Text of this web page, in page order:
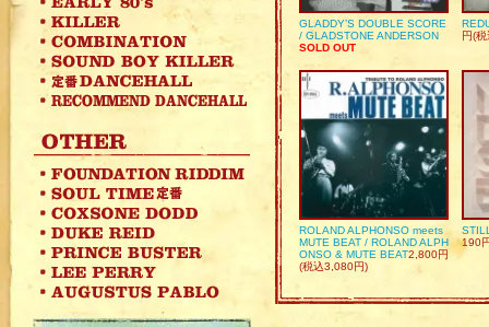
GLADDY’S DOUBLE SCORE
/ GLADSTONE ANDERSON
SOLD OUT
円(
ROLAND ALPHONSO meets
MUTE BEAT / ROLAND ALPH
ONSO & MUTE BEAT2,800円
(税込3,080円)
190